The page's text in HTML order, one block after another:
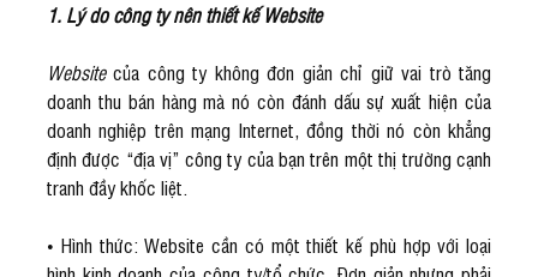
1. Lý do công ty nên thiết kế Website
Websitecủa công ty không đơn giản chỉ giữ vai trò tăng
doanh thu bán hàng mà nó còn đánh dấu sự xuất hiện của
doanh nghiệp trên mạng Internet, đồng thời nó còn khẳng
định được “địa vị” công ty của bạn trên một thị trường cạnh
tranh đầy khốc liệt.
• Hình thức: Website cần có một thiết kế phù hợp với loại